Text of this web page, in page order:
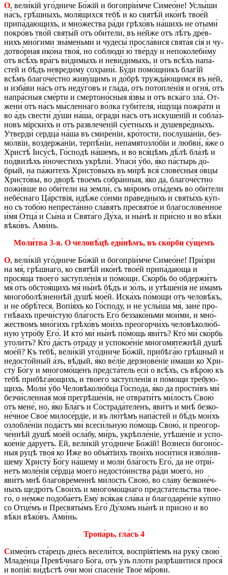
О, ве­ли́кій уго́д­ни­че Бо́жій и бо­го­пріи́м­че Си­ме­о́­не! Услы́­ши
на́съ, грѣ́ш­ныхъ, моля́щихся тебѣ́ и ко святѣ́й ико́­нѣ тво­е́й
при­па́­да­ю­щихъ, и мно́­же­ства ра́ди грѣ­хо́въ на́­шихъ не оты­ми́
по­кро́въ тво́й святы́й отъ оби́­те­ли, въ не́й­же отъ лѣ́тъ дре́в­
нихъ мно́­ги­ми зна́­мень­ми и чу­де­сы́ про­сла́­вися свята́я сія́ и чу­
до­тво́р­ная ико́­на твоя́, но со­блю­ди́ ю́ тве́рду и не­по­ко­ле­би́му
отъ всѣ́хъ вра́гъ ви́­ди­мыхъ и не­ви́­ди­мыхъ, и отъ всѣ́хъ на­па́­
стей и бѣ́дъ не­вре­ди́му со­хра­ни́. Бу́ди по­мо́щ­никъ благíй
всѣ́мъ бла­го­че́ст­но жи­ву́­щимъ и до́­брѣ тру­жда́­ю­щим­ся въ не́й,
и из­ба́­ви на́съ отъ не­ду́­говъ и гла́­да, отъ по­топ­ле́нія и огня́, отъ
на­пра́с­ныя сме́р­ти и смер­то­но́с­ныя я́звы и отъ вска́­го зла́. От­
же­ни́ отъ на́съ мы́­слен­на­го во́л­ка гу­би́­теля, и́щу­ща по­жра́­ти и
во а́дъ све­сти́ ду́ши на́ша, огра­ди́ на́съ отъ иску­ше́ній и со­бла́з­
новъ мір­ски́хъ и отъ раз­вле­че́ній су́­ет­ныхъ и ду­шевре́д­ныхъ.
Утвер­ди́ серд­ца́ на́ша въ сми­ре́ніи, кро́­то­сти, по­слу­ша́­ніи, без­
мо́л­віи, воз­дер­жа́ніи, тер­пѣ́ніи, непамятозло́­біи и люб­ви́, я́же о
Хри­стѣ́ Іису́­сѣ, Го́­спо­дѣ на́­шемъ, и во вся́цѣмъ дѣ́лѣ бла́­зѣ и
по́­дви­зѣхъ и́но­че­стихъ укрѣ­пи́. Упа­си́ у́бо, я́ко па́­стырь до́­
брый, на па́­жи­техъ Хри­сто́­выхъ въ ми́рѣ вся́ сло­ве́с­ныя о́вцы
Хри­сто́­вы, во дво­рѣ́ тво­е́мъ со­бра́н­ныя, я́ко да, бла­го­че́ст­но
по­жи́в­ше во оби́­те­ли на зе­мли́, съ ми́­ромъ оты́­демъ во оби́­те­ли
не­бе́с­на­го Ца́рствія, идѣ́­же со́н­ми пра́­вед­ныхъ и святы́хъ ку́п­
но съ то­бо́ю не­пре­ста́н­но сла́вятъ пресвято́е и бла­го­сло­ве́н­ное
и́мя Отца́ и Сы́на и Свята́го Ду́ха, и ны́нѣ и при́­сно и во вѣ́ки
вѣ­ко́въ. Ами́нь.
Мо­ли́­тва 3-я. О че­ло­вѣ́­цѣ еди́­нѣмъ, въ ско́р­би су́­щемъ
О, ве­ли́кій уго́д­ни­че Бо́жій и бо­го­пріи́м­че Си­ме­о́­не! При́­зри
на мя́, грѣ́ш­на­го, ко святѣ́й ико́­нѣ тво­е́й при­па́­да­ю­ща и
прося́ща тво­е­го́ за­ступле́нія и по́­мо­щи. Ско́рбь бо об­дер­жи́тъ
мя́ отъ обстоя́щихъ мя́ ны́нѣ бѣ́дъ и зо́лъ, и утѣ­ше́нія не и́мамъ
мно­го­бо­лѣ́­знен­нѣй душѣ́ мое́й. Иска́хъ по́­мо­щи отъ че­ло­вѣ́къ,
и не обрѣ́­те­ся. Вопія́хъ ко Го́­спо­ду, и не услы́­ша мя́, зане́ про­
гнѣ́­вахъ пре­чи́­стую бла́­гость Его́ без­за­ко́нь­ми мо­и́­ми, и мно́­
же­ствомъ мно́­гихъ грѣ­хо́въ мо­и́хъ пре­о­гор­чи́хъ че­ло­вѣ­ко­лю́б­
ную утро́бу Его́. И кто́ ми́ ны́нѣ по́­мощь яви́тъ? Кто́ ми́ ско́рбь
уто­ли́тъ? Кто́ да́стъ отра́ду и ус­по­ко­е́­ніе мно­го­мяте́ж­нѣй душѣ́
мое́й? Къ тебѣ́, ве­ли́кій уго́д­ни­че Бо́жій, при­бѣ­га́ю грѣ́ш­ный и
не­до­сто́й­ный а́зъ, вѣ́­дый, я́ко ве́ліе дер­зно­ве́ніе и́ма­ши ко Хри­
сту́ Бо́гу и мно­го­мо́­щенъ пред­ста́­тель еси́ о всѣ́хъ, съ вѣ́­рою къ
тебѣ́ при­бѣ­га́­ю­щихъ, и тво­е­го́ за­ступле́нія и по́­мо­щи тре́бу­ю­
щихъ. Моли́ у́бо Че­ло­вѣ­ко­лю́б­ца Го́­спо­да, я́ко да про­сти́въ ми́
без­чи́­слен­ная моя́ пре­грѣ­ше́нія, не отвра­ти́тъ ми́­лость Свою́
отъ мене́, но, я́ко Бла́гъ и Со­стра­да́­те­ленъ, яви́тъ и мнѣ́ без­ко­
не́ч­ное Свое́ ми­ло­се́р­діе, и въ лю́тѣмъ на­па́­стей и бѣ́дъ мо­и́хъ
оз­ло­бле́ніи по­да́стъ ми́ все­си́ль­ную по́­мощь Свою́, и пре­о­гор­
че́н­нѣй душѣ́ мое́й осла́бу, ми́ръ, укрѣп­ле́ніе, утѣ­ше́ніе и ус­по­
ко­е́­ніе да́руетъ. Ей, ве­ли́кій уго́д­ни­че Бо́жій! Воз­не­си́ бо­го­но́с­
ныя ру́цѣ твоя́ ко Иже во объя́тіихъ тво­и́хъ но­си́­ти­ся из­во́­лив­
ше­му Хри­сту́ Бо́гу на́­шему и моли́ бла́­гость Его́, да не отри́­
нетъ мо­ле́нія се́рд­ца мо­е­го́ не­до­сто́­ин­ства ра́ди мо­е­го́, но
яви́тъ мнѣ́ бла­го­вре́­мен­нѣ ми́­лость Свою́, во сла́ву без­ко­не́ч­
ныхъ ще­дро́тъ Сво­и́хъ и мно­го­мо́щ­на­го пред­ста́­тель­ства тво­е­
го́, о не́м­же по­до­ба́­етъ Ему́ вся́кая сла́­ва и бла­го­да­ре́ніе ку́п­но
со Отце́мъ и Пресвяты́мъ Его́ Ду́­хомъ ны́нѣ и при́­сно и во
вѣ́ки вѣ­ко́въ. Ами́нь.
Тро­па́рь, гла́съ 4
Симе­о́нъ ста́­рецъ дне́сь ве­се­ли́т­ся, вос­прія́тіемъ на руку́ свою́
Мла­де́н­ца Пре­вѣ́ч­на­го Бо́га, отъ у́зъ пло́­ти раз­рѣ­ши́­ти­ся прося́
и вопія́: ви́­дѣ­стѣ о́чи мои́ спа­се́ніе Твое́ мíрови.